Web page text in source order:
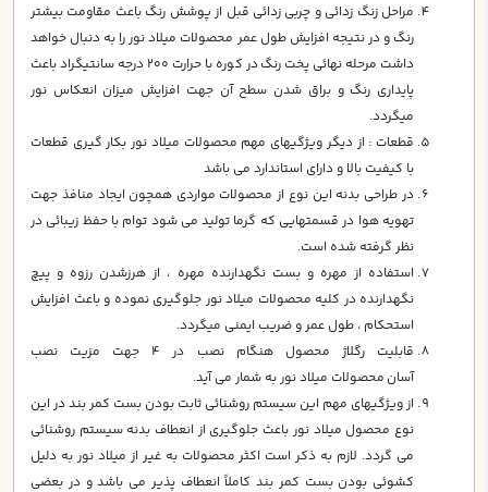
مراحل زنگ زدائي و چربي زدائي قبل از پوشش رنگ باعث مقاومت بيشتر
رنگ و در نتيجه افزايش طول عمر محصولات ميلاد نور را به دنبال خواهد
داشت مرحله نهائي پخت رنگ در كوره با حرارت 200 درجه سانتيگراد باعث
پايداري رنگ و براق شدن سطح آن جهت افزايش ميزان انعكاس نور
ميگردد.
قطعات : از ديگر ويژگيهاي مهم محصولات ميلاد نور بكار گيري قطعات
با كيفيت بالا و داراي استاندارد مي باشد
در طراحي بدنه اين نوع از محصولات مواردي همچون ايجاد منافذ جهت
تهويه هوا در قسمتهايي كه گرما توليد مي شود توام با حفظ زيبائي در
نظر گرفته شده است.
استفاده از مهره و بست نگهدارنده مهره ، از هرزشدن رزوه و پيچ
نگهدارنده در كليه محصولات ميلاد نور جلوگيري نموده و باعث افزايش
استحكام ، طول عمر و ضريب ايمني ميگردد.
قابليت رگلاژ محصول هنگام نصب در 4 جهت مزيت نصب
آسان محصولات ميلاد نور به شمار مي آيد.
از ويژگيهاي مهم اين سيستم روشنائي ثابت بودن بست كمر بند در اين
نوع محصول ميلاد نور باعث جلوگيري از انعطاف بدنه سيستم روشنائي
مي گردد. لازم به ذكر است اكثر محصولات به غير از ميلاد نور به دليل
كشوئي بودن بست كمر بند كاملاً انعطاف پذير مي باشد و در بعضي